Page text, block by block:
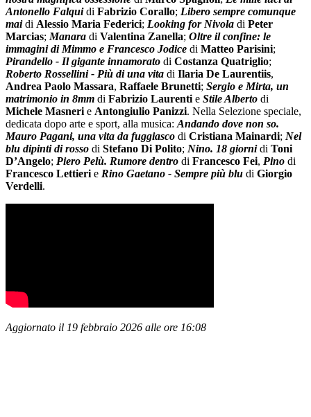
Antonello Falquidi Fabrizio Corallo; Libero sempre comunque
maidi Alessio Maria Federici; Looking for Nivola di Peter
Marcias; Manara di Valentina Zanella; Oltre il confine: le
immagini di Mimmo e Francesco Jodice di Matteo Parisini;
Pirandello - Il gigante innamorato di Costanza Quatriglio;
Roberto Rossellini - Più di una vita di Ilaria De Laurentiis,
Andrea Paolo Massara, Raffaele Brunetti; Sergio e Mirta, un
matrimonio in 8mm di Fabrizio Laurenti e Stile Alberto di
Michele Masneri e Antongiulio Panizzi. Nella Selezione speciale,
dedicata dopo arte e sport, alla musica: Andando dove non so.
Mauro Pagani, una vita da fuggiasco di Cristiana Mainardi; Nel
blu dipinti di rosso di Stefano Di Polito; Nino. 18 giornidi Toni
D’Angelo; Piero Pelù. Rumore dentro di Francesco Fei, Pino di
Francesco Lettieri e Rino Gaetano - Sempre più blu di Giorgio
Verdelli.
Aggiornato il 19 febbraio 2026 alle ore 16:08